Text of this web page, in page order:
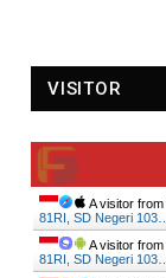
VISITOR
A visitor from
81RI, SD Negeri 103…
A visitor from
81RI, SD Negeri 103…